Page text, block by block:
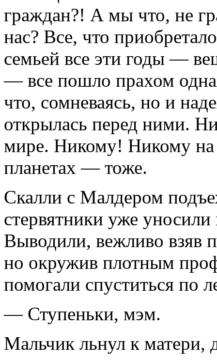
граж­дан?! А мы что, не
нас? Все, что
семьей все эти годы —
— все пошло прахом
что, сомневаясь, но и
открылась перед ними.
мире. Никому! Никому
планетах — тоже.
Скалли с Малдером
стервятники уже
Выводили, вежли­во взяв
но окружив плотным
помогали спуститься по
— Ступеньки, мэм.
Мальчик льнул к матери,